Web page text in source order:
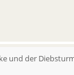
und der